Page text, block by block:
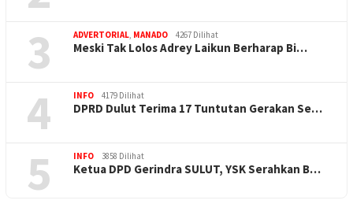
3 ADVERTORIAL, MANADO 4267 Dilihat
Meski Tak Lolos Adrey Laikun Berharap Bi…
4 INFO 4179 Dilihat
DPRD Dulut Terima 17 Tuntutan Gerakan Se…
5 INFO 3858 Dilihat
Ketua DPD Gerindra SULUT, YSK Serahkan B…